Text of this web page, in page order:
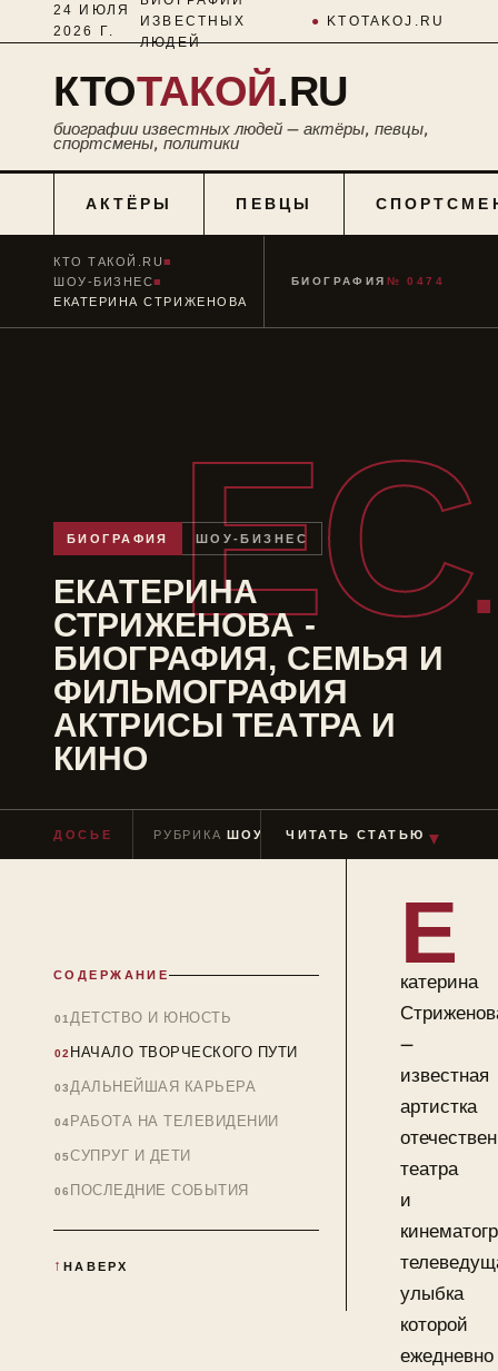
24 ИЮЛЯ
2026 Г.
ИЗВЕСТНЫХ
ЛЮДЕЙ
● KTOTAKOJ.RU
КТОТАКОЙ.RU
биографии известных людей — актёры, певцы,
спортсмены, политики
АКТЁРЫ ПЕВЦЫ
ЕС
КТО ТАКОЙ.RU■
ШОУ-БИЗНЕС■
ЕКАТЕРИНА СТРИЖЕНОВА
БИОГРАФИЯ № 0474
БИОГРАФИЯ ШОУ-БИЗНЕС
ЕКАТЕРИНА
СТРИЖЕНОВА -
БИОГРАФИЯ, СЕМЬЯ И
ФИЛЬМОГРАФИЯ
АКТРИСЫ ТЕАТРА И
КИНО
ДОСЬЕ РУБРИКАШОУ-БИЗНЕС ЧТЕНИЕ
ЧИТАТЬ СТАТЬЮ ▼
СОДЕРЖАНИЕ
ДЕТСТВО И ЮНОСТЬ
НАЧАЛО ТВОРЧЕСКОГО ПУТИ
ДАЛЬНЕЙШАЯ КАРЬЕРА
РАБОТА НА ТЕЛЕВИДЕНИИ
СУПРУГ И ДЕТИ
ПОСЛЕДНИЕ СОБЫТИЯ
НАВЕРХ
Е
катерина
—
известная
артистка
театра
и
улыбка
которой
ежедневно